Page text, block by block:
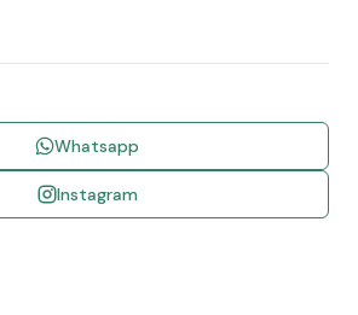
Whatsapp
Instagram